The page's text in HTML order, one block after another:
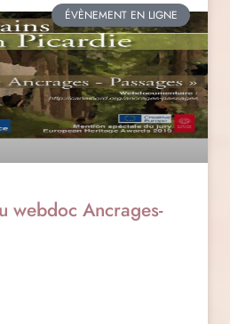
ÉVÈNEMENT EN LIGNE
webdoc Ancrages-